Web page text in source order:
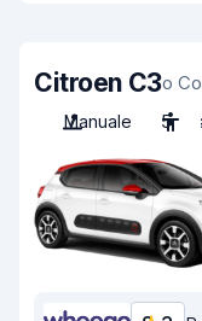
Citroen C3o
Manuale
5